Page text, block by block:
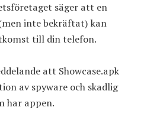
säger att en
inte bekräftat) kan
till din telefon.
att Showcase.apk
av spyware och skadlig
har appen.